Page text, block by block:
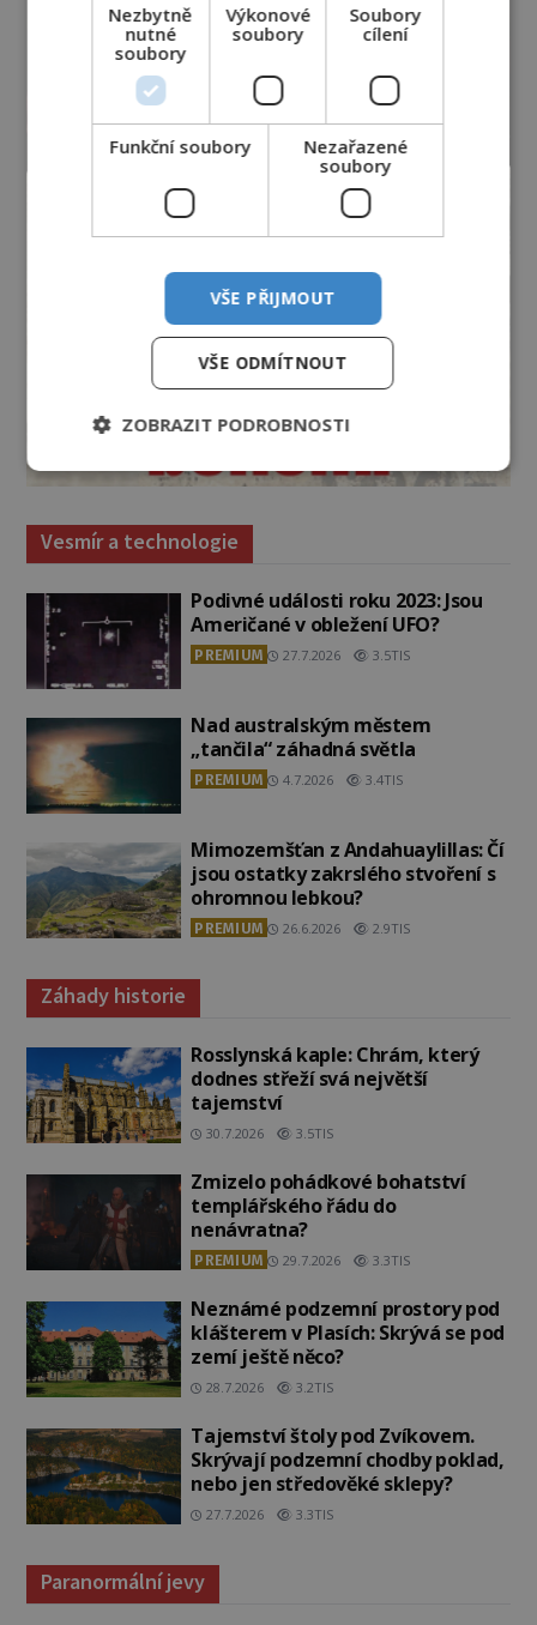
Vesmír a technologie
Podivné události roku 2023: Jsou
Američané v obležení UFO?
PREMIUM 27.7.2026 3.5TIS
Nad australským městem
„tančila“ záhadná světla
PREMIUM 4.7.2026 3.4TIS
Mimozemšťan z Andahuaylillas: Čí
jsou ostatky zakrslého stvoření s
ohromnou lebkou?
PREMIUM 26.6.2026 2.9TIS
Záhady historie
Rosslynská kaple: Chrám, který
dodnes střeží svá největší
tajemství
30.7.2026 3.5TIS
Zmizelo pohádkové bohatství
templářského řádu do
nenávratna?
PREMIUM 29.7.2026 3.3TIS
Neznámé podzemní prostory pod
klášterem v Plasích: Skrývá se pod
zemí ještě něco?
28.7.2026 3.2TIS
Tajemství štoly pod Zvíkovem.
Skrývají podzemní chodby poklad,
nebo jen středověké sklepy?
27.7.2026 3.3TIS
Paranormální jevy
Nezbytně
nutné
soubory
Výkonové
soubory
Soubory
cílení
Funkční soubory
Nezařazené
soubory
VŠE PŘIJMOUT
VŠE ODMÍTNOUT
ZOBRAZIT PODROBNOSTI